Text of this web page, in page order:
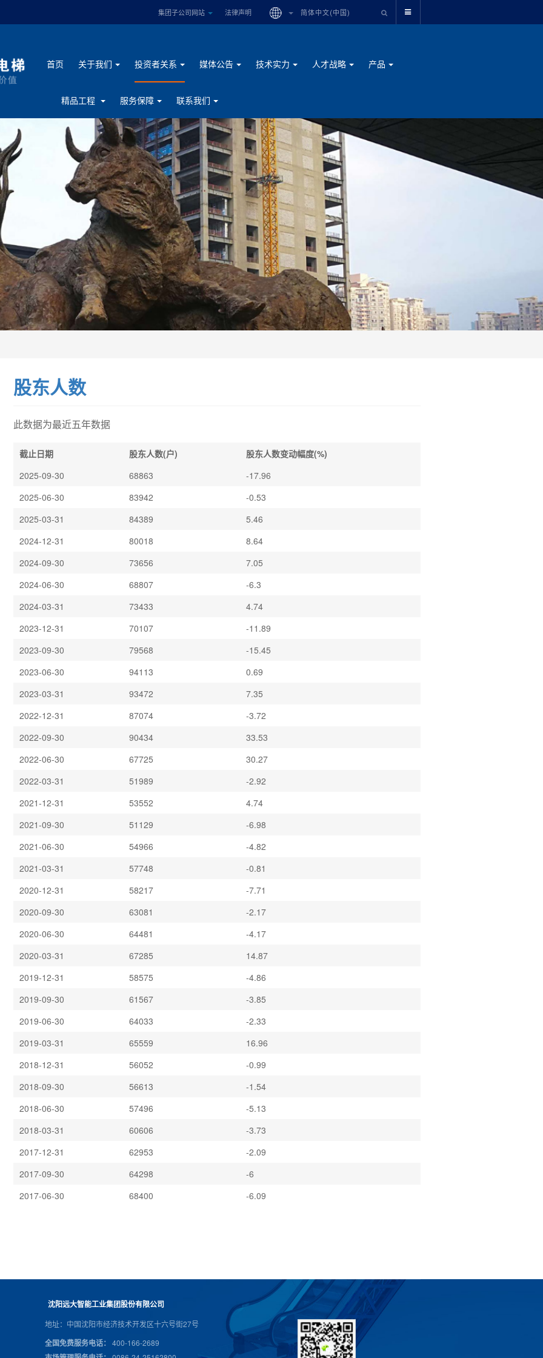
简体中文(中国)
集团子公司网站 法律声明
首页 关于我们 投资者关系 媒体公告 技术实力 人才战略 产品
精品工程 服务保障 联系我们
股东人数
此数据为最近五年数据
截止日期 股东人数(户)
股东人数变动幅度(%)
2025-09-30
68863
-17.96
2025-06-30
83942
-0.53
2025-03-31
84389
5.46
2024-12-31
80018
8.64
2024-09-30
73656
7.05
2024-06-30
68807
-6.3
2024-03-31
73433
4.74
2023-12-31
70107
-11.89
2023-09-30
79568
-15.45
2023-06-30
94113
0.69
2023-03-31
93472
7.35
2022-12-31
87074
-3.72
2022-09-30
90434
33.53
2022-06-30
67725
30.27
2022-03-31
51989
-2.92
2021-12-31
53552
4.74
2021-09-30
51129
-6.98
2021-06-30
54966
-4.82
2021-03-31
57748
-0.81
2020-12-31
58217
-7.71
2020-09-30
63081
-2.17
2020-06-30
64481
-4.17
2020-03-31
67285
14.87
2019-12-31
58575
-4.86
2019-09-30
61567
-3.85
2019-06-30
64033
-2.33
2019-03-31
65559
16.96
2018-12-31
56052
-0.99
2018-09-30
56613
-1.54
2018-06-30
57496
-5.13
2018-03-31
60606
-3.73
2017-12-31
62953
-2.09
2017-09-30
64298
-6
2017-06-30
68400 -6.09
沈阳远大智能工业集团股份有限公司
地址：中国沈阳市经济技术开发区十六号街27号
全国免费服务电话： 400-166-2689